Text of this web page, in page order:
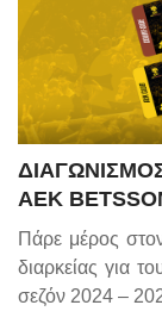
AEK
Πάρε μέρος στον
διαρκείας για
σεζόν 2024 –